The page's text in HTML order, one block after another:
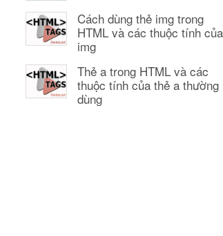
Cách dùng thẻ img trong
HTML và các thuộc tính của
img
Thẻ a trong HTML và các
thuộc tính của thẻ a thường
dùng